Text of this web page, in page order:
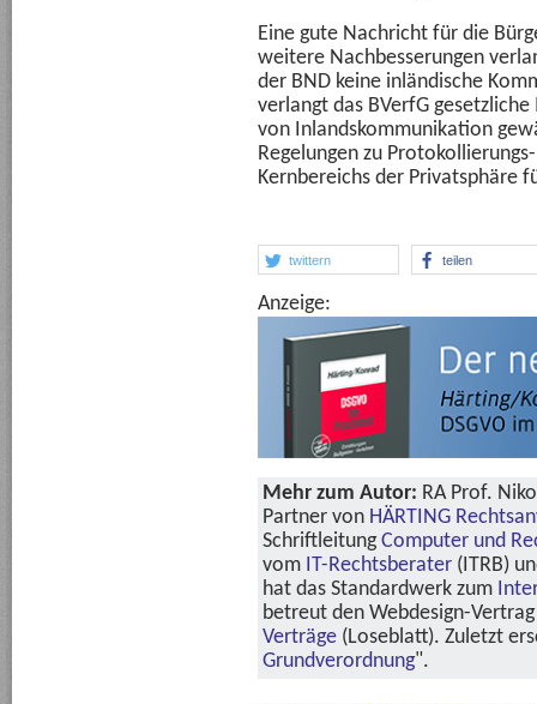
Eine gute Nachricht für die
weitere Nachbesserungen
der BND keine inländische
verlangt das BVerfG
von Inlandskommunikation
Regelungen zu
Kernbereichs der Privatsphäre
twittern teilen
Anzeige:
Mehr zum Autor: RA Prof.
Partner von HÄRTING
SchriftleitungComputer und
vom IT-Rechtsberater (ITRB)
hat das Standardwerk zum
betreut den Webdesign-
Verträge (Loseblatt). Zuletzt
Grundverordnung".